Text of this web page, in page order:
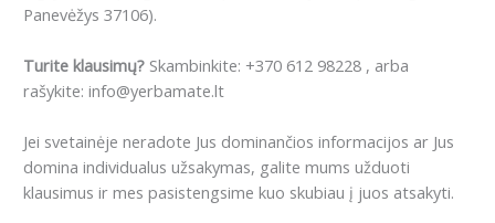
Panevėžys 37106).
Turite klausimų? Skambinkite: +370 612 98228 , arba
rašykite: info@yerbamate.lt
Jei svetainėje neradote Jus dominančios informacijos ar Jus
domina individualus užsakymas, galite mums užduoti
klausimus ir mes pasistengsime kuo skubiau į juos atsakyti.